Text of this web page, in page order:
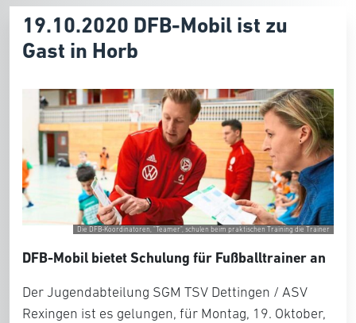
19.10.2020 DFB-Mobil ist zu
Gast in Horb
Die DFB-Koordinatoren, "Teamer", schulen beim praktischen Training die Trainer
DFB-Mobil bietet Schulung für Fußballtrainer an
Der Jugendabteilung SGM TSV Dettingen / ASV
Rexingen ist es gelungen, für Montag, 19. Oktober,